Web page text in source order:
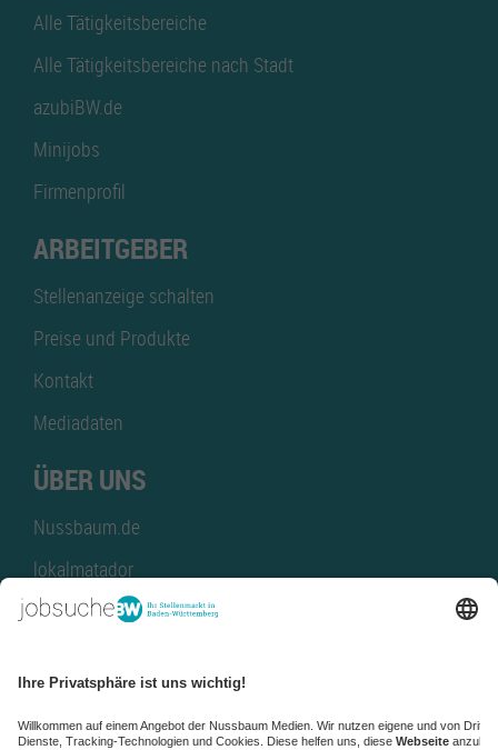
Alle Tätigkeitsbereiche
Alle Tätigkeitsbereiche nach Stadt
azubiBW.de
Minijobs
Firmenprofil
ARBEITGEBER
Stellenanzeige schalten
Preise und Produkte
Kontakt
Mediadaten
ÜBER UNS
Nussbaum.de
lokalmatador
kaufinBW
NussbaumID
Nussbaum Medien